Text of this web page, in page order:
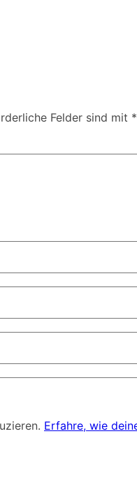
Felder sind mit *
Erfahre, wie